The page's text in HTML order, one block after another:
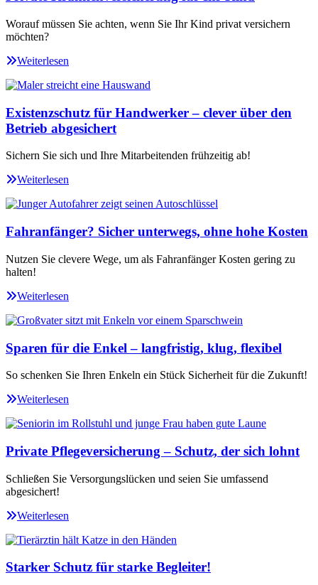
Worauf müssen Sie achten, wenn Sie Ihr Kind privat versichern
möchten?
Weiterlesen
Existenzschutz für Handwerker – clever über den
Betrieb abgesichert
Sichern Sie sich und Ihre Mitarbeitenden frühzeitig ab!
Weiterlesen
Fahranfänger? Sicher unterwegs, ohne hohe Kosten
Nutzen Sie clevere Wege, um als Fahranfänger Kosten gering zu
halten!
Weiterlesen
Sparen für die Enkel – langfristig, klug, flexibel
So schenken Sie Ihren Enkeln ein Stück Sicherheit für die Zukunft!
Weiterlesen
Private Pflegeversicherung – Schutz, der sich lohnt
Schließen Sie Versorgungslücken und seien Sie umfassend
abgesichert!
Weiterlesen
Starker Schutz für starke Begleiter!